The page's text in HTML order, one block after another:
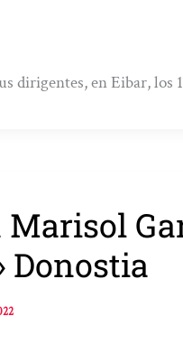
dirigentes, en Eibar, los
Marisol
Donostia